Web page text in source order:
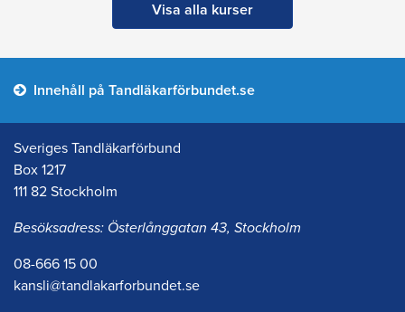
Visa alla kurser
Innehåll på Tandläkarförbundet.se
Sveriges Tandläkarförbund
Box 1217
111 82 Stockholm
Besöksadress: Österlånggatan 43, Stockholm
08-666 15 00
kansli@tandlakarforbundet.se